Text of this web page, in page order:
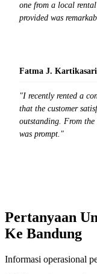
one from a local
provided was
Fatma J. Kartikasari
"I recently rented a
that the customer
outstanding. From
was prompt."
Pertanyaan
Ke Bandung
Informasi operasional